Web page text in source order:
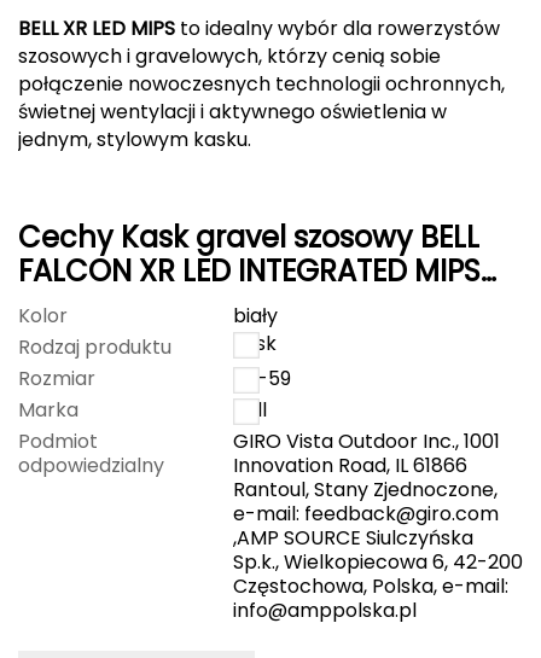
Grand Trunk
Granger's
Gregory
Gumbies
H
HAGLÖFS
HMS
HMS PREMIUM
BELL XR LED MIPS to idealny wybór dla rowerzystów
szosowych i gravelowych, którzy cenią sobie
połączenie nowoczesnych technologii ochronnych,
świetnej wentylacji i aktywnego oświetlenia w
jednym, stylowym kasku.
Cechy Kask gravel szosowy BELL
FALCON XR LED INTEGRATED MIPS
matte niebieski gray
Kolor
biały
Rodzaj produktu
kask
Rozmiar
55-59
Marka
Bell
Podmiot
odpowiedzialny
GIRO Vista Outdoor Inc., 1001
Innovation Road, IL 61866
Rantoul, Stany Zjednoczone,
e-mail: feedback@giro.com
,AMP SOURCE Siulczyńska
Sp.k., Wielkopiecowa 6, 42-200
Częstochowa, Polska, e-mail:
info@amppolska.pl